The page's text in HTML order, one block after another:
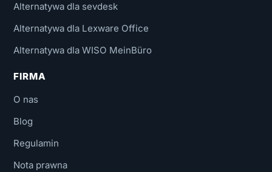
Alternatywa dla sevdesk
Alternatywa dla Lexware Office
Alternatywa dla WISO MeinBüro
FIRMA
O nas
Blog
Regulamin
Nota prawna